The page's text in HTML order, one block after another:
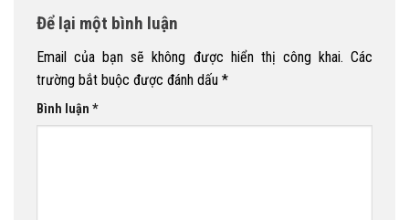
Để lại một bình luận
Email của bạn sẽ không được hiển thị công khai. Các
trường bắt buộc được đánh dấu *
Bình luận *